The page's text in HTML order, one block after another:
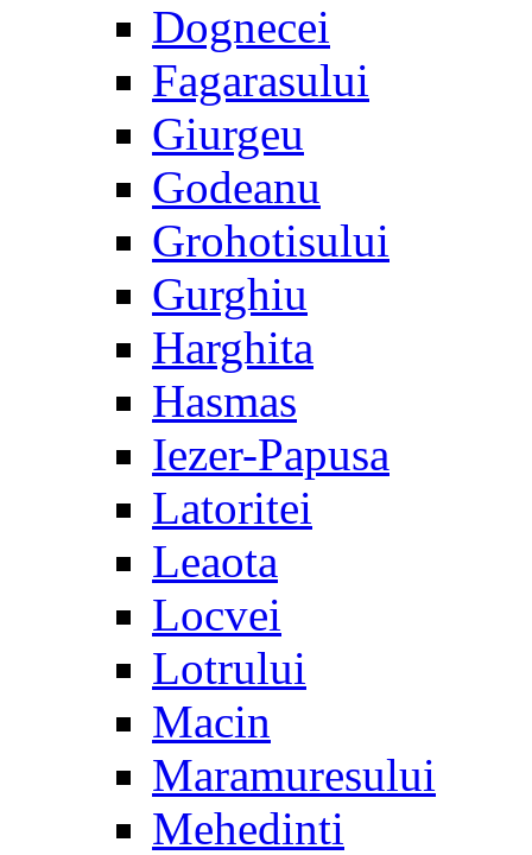
Dognecei
Fagarasului
Giurgeu
Godeanu
Grohotisului
Gurghiu
Harghita
Hasmas
Iezer-Papusa
Latoritei
Leaota
Locvei
Lotrului
Macin
Maramuresului
Mehedinti